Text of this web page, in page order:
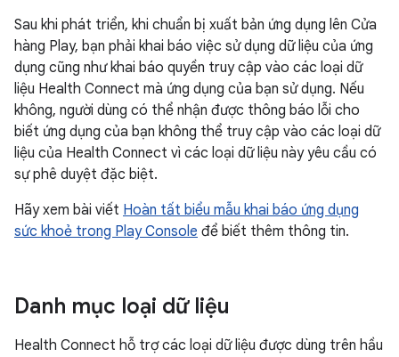
Sau khi phát triển, khi chuẩn bị xuất bản ứng dụng lên Cửa
hàng Play, bạn phải khai báo việc sử dụng dữ liệu của ứng
dụng cũng như khai báo quyền truy cập vào các loại dữ
liệu Health Connect mà ứng dụng của bạn sử dụng. Nếu
không, người dùng có thể nhận được thông báo lỗi cho
biết ứng dụng của bạn không thể truy cập vào các loại dữ
liệu của Health Connect vì các loại dữ liệu này yêu cầu có
sự phê duyệt đặc biệt.
Hãy xem bài viết Hoàn tất biểu mẫu khai báo ứng dụng
sức khoẻ trong Play Console để biết thêm thông tin.
Danh mục loại dữ liệu
Health Connect hỗ trợ các loại dữ liệu được dùng trên hầu